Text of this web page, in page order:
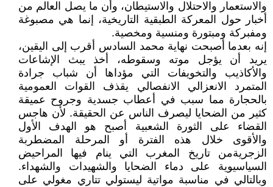
والاستعمار والاحتلال والاستيطان، وأن ما يصل العالم من
أخبار حول المعركة الطبقية التاريخية، إنما هي مصبوغة
ومفبركة ومبتورة ومنسية ومخصية.
إنه بعدما أصبحت نهاية محمد السادس أقرب إلى اليقين،
يريد أن يؤجل موته وسقوطه، أخذ يبث الإشاعات
والأكاذيب والتخويفات التي مؤداها أن شباب جرادة
المتمرد الانعزالي الانفصالي يقذف القوات العمومية
بالحجارة مما سبب في أعطاب جسدية وجروح عميقة
كثير من الضحايا ليصرف الناس عن الحقيقة. لأن هاجس
القضاء على الثورة الشعبية أصبح هو الهدف الأول
والأقوى خلال هذه الفترة أو المرحلة المضطربة
الزجريةمن تاريخ المغرب التي ينام فيها المراحيض
السياسيوية على دماء الضحايا والشهيدات والشهداء.
وبالتالي في مناسبة مواتية ليستولي تتاري مغولي على